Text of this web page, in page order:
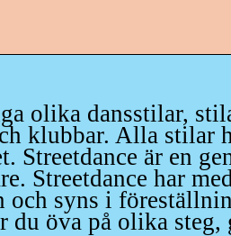
olika dansstilar,
klubbar. Alla
Streetdance är en
Streetdance har
och syns i
öva på olika